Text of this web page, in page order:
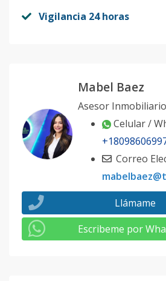
Vigilancia 24 horas
Mabel Baez
Asesor Inmobiliario
Celular /
Correo
Llámame
Escribeme por